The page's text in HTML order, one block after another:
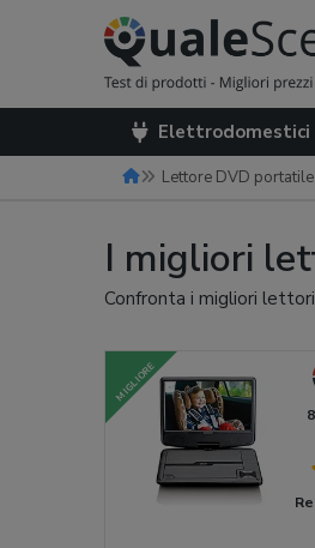
Elettrodomestici
Lettore DVD portatile
I migliori
Confronta i migliori
MIGLIORE